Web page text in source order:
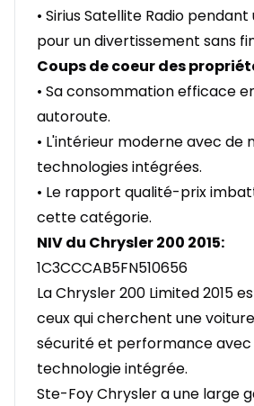
• Sirius Satellite Radio pendant
pour un divertissement sans
Coups de coeur des
• Sa consommation efficace
autoroute.
• L'intérieur moderne avec de
technologies intégrées.
• Le rapport qualité-prix
cette catégorie.
NIV du Chrysler200 2015:
1C3CCCAB5FN510656
La Chrysler 200 Limited 2015
ceux qui cherchent une
sécurité et performance avec
technologie intégrée.
Ste-Foy Chrysler a une large